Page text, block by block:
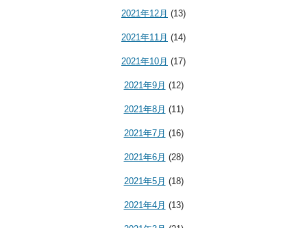
2021年12月 (13)
2021年11月 (14)
2021年10月 (17)
2021年9月 (12)
2021年8月 (11)
2021年7月 (16)
2021年6月 (28)
2021年5月 (18)
2021年4月 (13)